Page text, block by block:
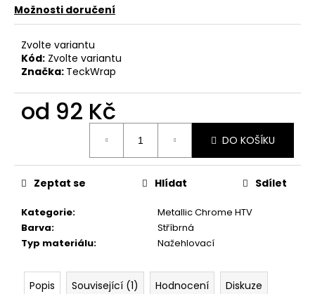
Možnosti doručení
Zvolte variantu
Kód: Zvolte variantu
Značka: TeckWrap
od 92 Kč
DO KOŠÍKU
Kategorie:
Metallic Chrome HTV
Barva:
Stříbrná
Typ materiálu: Nažehlovací
Zeptat se Hlídat Sdílet
Popis Související (1) Hodnocení Diskuze